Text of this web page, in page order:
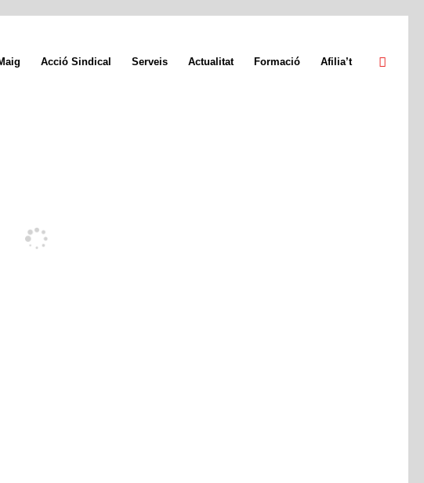
Acció Sindical Serveis Actualitat Formació Afilia’t